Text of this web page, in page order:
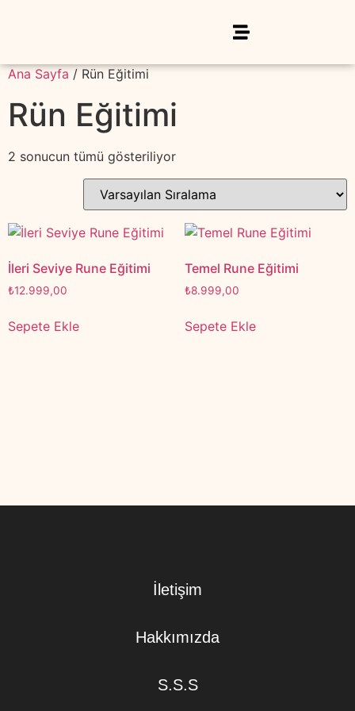
Ana Sayfa / Rün Eğitimi
Rün Eğitimi
2 sonucun tümü gösteriliyor
İleri Seviye Rune Eğitimi
₺12.999,00
Sepete Ekle
Temel Rune Eğitimi
₺8.999,00
Sepete Ekle
İletişim
Hakkımızda
S.S.S